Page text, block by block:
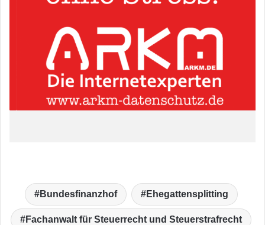
Bundesfinanzhof Ehegattensplitting
Fachanwalt für Steuerrecht und Steuerstrafrecht